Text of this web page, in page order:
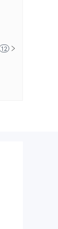
Delta fx 是一家詐
12